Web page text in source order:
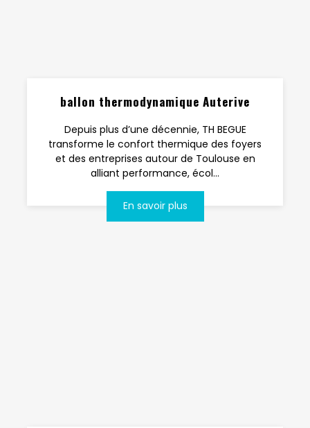
ballon thermodynamique Auterive
Depuis plus d’une décennie, TH BEGUE
transforme le confort thermique des foyers
et des entreprises autour de Toulouse en
alliant performance, écol...
En savoir plus